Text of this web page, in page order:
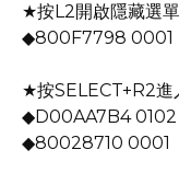
★按L2開啟隱藏選
◆800F7798 0001
★按SELECT+R2
◆D00AA7B4 0102
◆80028710 0001